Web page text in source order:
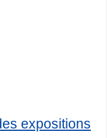
expositions